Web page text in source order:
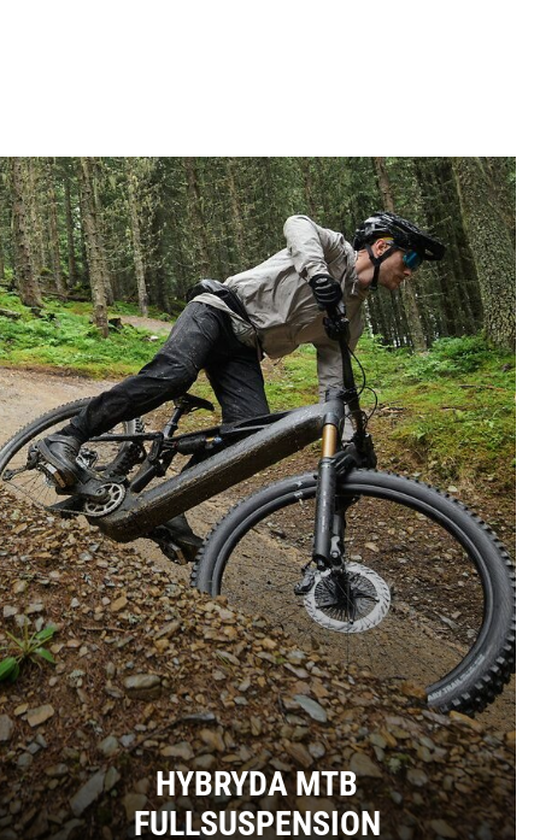
HYBRYDA MTB
FULLSUSPENSION